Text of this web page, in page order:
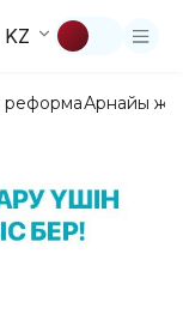
KZ
реформаАрнайы